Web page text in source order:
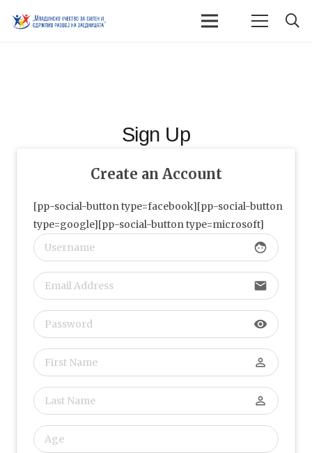
Sign Up
Create an Account
[pp-social-button type=facebook][pp-social-button
type=google][pp-social-button type=microsoft]
face
email
visibility
perm_identity
perm_identity